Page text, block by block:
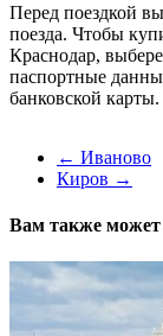
Перед поездкой
поезда. Чтобы
Краснодар,
паспортные
банковской карты.
← Иваново
Киров →
Вам также может